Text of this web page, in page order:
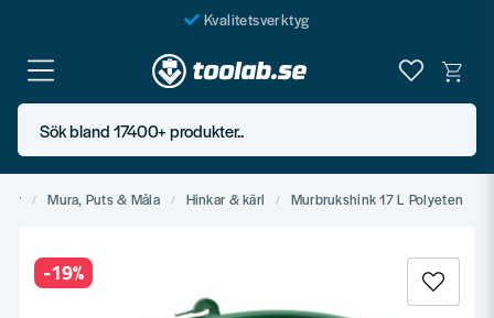
Kvalitetsverktyg
Fraktfritt över 999 SEK*
En järnhandel för alla
Butik i Göteborg
Sök bland 17400+ produkter..
Mura, Puts & Måla Hinkar & kärl Murbrukshink 17 L Polyeten
-19%